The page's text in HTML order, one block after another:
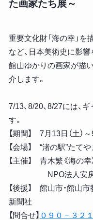
た画家たち展～
重要文化財「海の幸」を
など、日本美術史に影響
館山ゆかりの画家が描
介します。
7/13、8/20、8/27には、
す。
【期間】 7月13日（土）～
【会場】 “渚の駅”たて
【主催】 青木繁《海の
NPO法人安房文
【後援】 館山市・館山
新聞社
【問合せ】 ０９０－３２